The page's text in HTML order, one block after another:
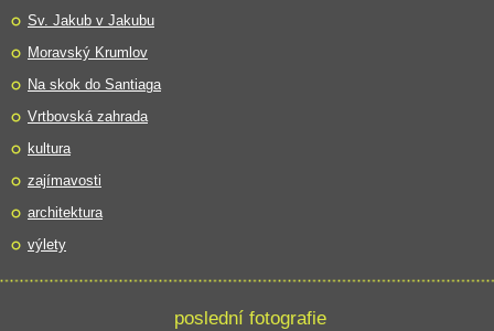
Sv. Jakub v Jakubu
Moravský Krumlov
Na skok do Santiaga
Vrtbovská zahrada
kultura
zajímavosti
architektura
výlety
poslední fotografie